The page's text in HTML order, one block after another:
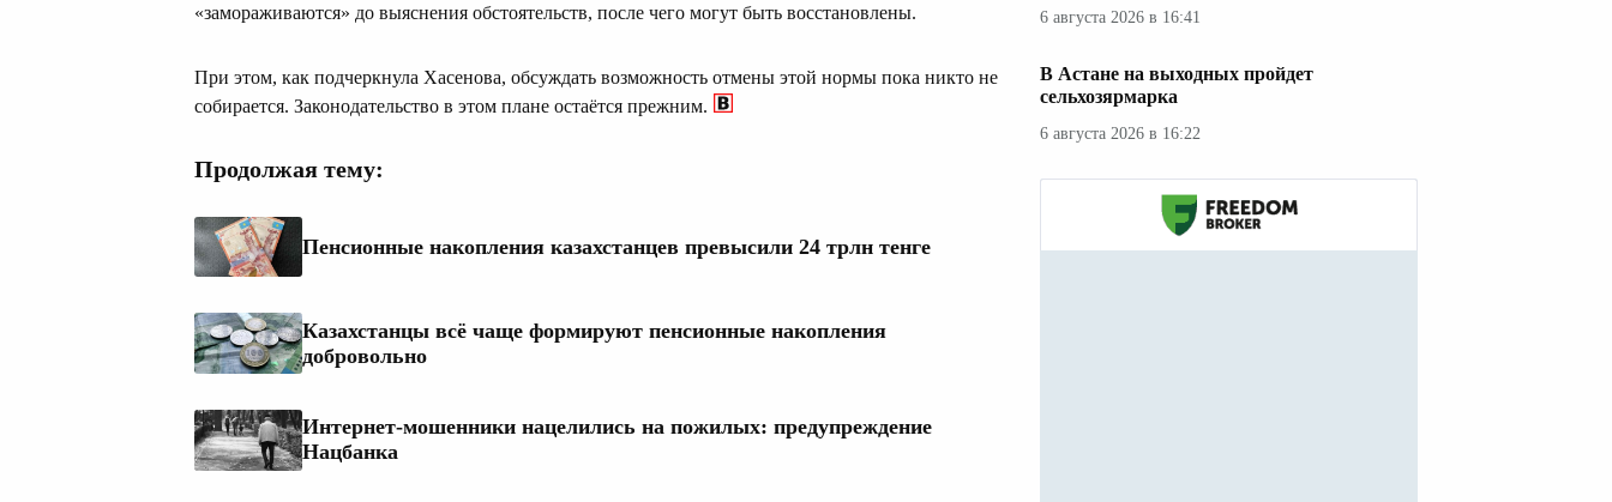
«замораживаются» до выяснения обстоятельств, после чего могут быть восстановлены.
При этом, как подчеркнула Хасенова, обсуждать возможность отмены этой нормы пока никто не
собирается. Законодательство в этом плане остаётся прежним.
Продолжая тему:
Пенсионные накопления казахстанцев превысили 24 трлн тенге
Казахстанцы всё чаще формируют пенсионные накопления
добровольно
Интернет-мошенники нацелились на пожилых: предупреждение
Нацбанка
6 августа 2026 в 16:41
В Астане на выходных пройдет
сельхозярмарка
6 августа 2026 в 16:22